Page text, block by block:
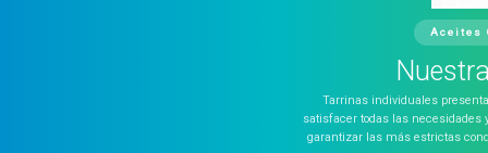
Aceites Conde Torrepalma
Nuestras monodosis
Tarrinas individuales presentadas en envases desde 7
satisfacer todas las necesidades y requisitos del sector
garantizar las más estrictas condiciones higiénicas para el